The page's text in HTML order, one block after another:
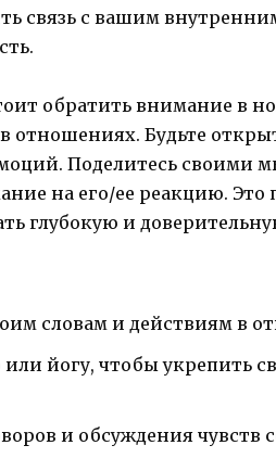
связь с вашим
обратить внимание в
отношениях. Будьте
Поделитесь своими
на его/ее реакцию. Это
глубокую и
словам и действиям в
йогу, чтобы укрепить
и обсуждения чувств